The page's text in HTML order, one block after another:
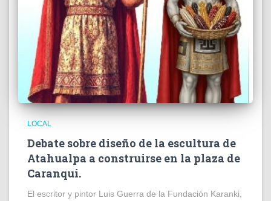
LOCAL
Debate sobre diseño de la escultura de
Atahualpa a construirse en la plaza de
Caranqui.
El escritor y pintor Luis Guerra de la Fundación Karanki,